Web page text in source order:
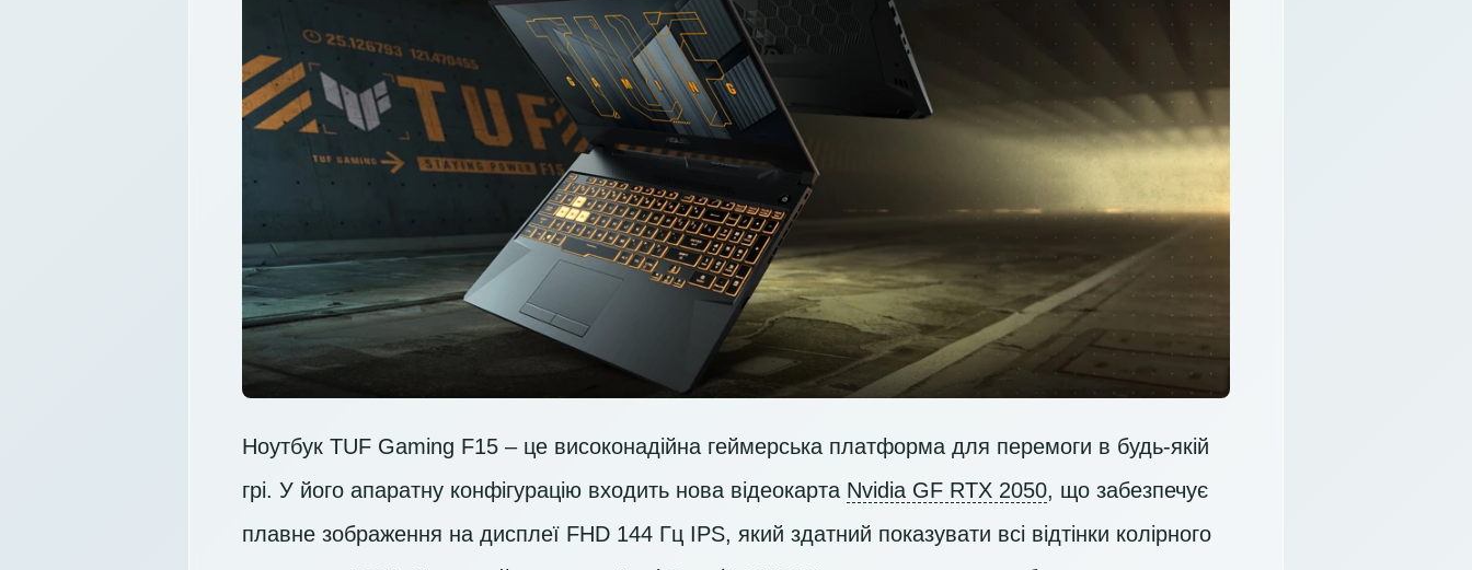
Ноутбук TUF Gaming F15 – це високонадійна геймерська платформа для перемоги в будь-якій
грі. У його апаратну конфігурацію входить нова відеокарта Nvidia GF RTX 2050, що забезпечує
плавне зображення на дисплеї FHD 144 Гц IPS, який здатний показувати всі відтінки колірного